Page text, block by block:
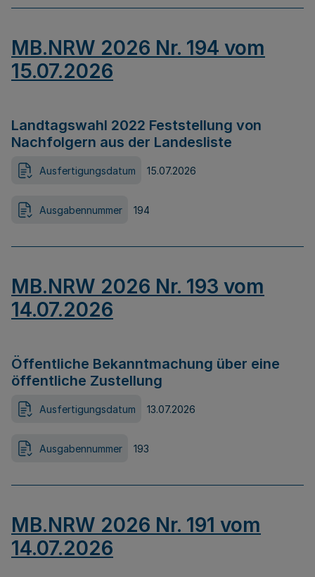
MB.NRW 2026 Nr. 194 vom
15.07.2026
Landtagswahl 2022 Feststellung von
Nachfolgern aus der Landesliste
Ausfertigungsdatum 15.07.2026
Ausgabennummer 194
MB.NRW 2026 Nr. 193 vom
14.07.2026
Öffentliche Bekanntmachung über eine
öffentliche Zustellung
Ausfertigungsdatum 13.07.2026
Ausgabennummer 193
MB.NRW 2026 Nr. 191 vom
14.07.2026